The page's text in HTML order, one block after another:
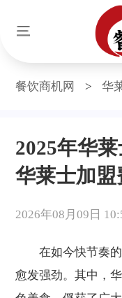
餐饮商机网 > 华
2025年华
华莱士加
2026年08月09日
在如今快节奏的
愈发强劲。其中，